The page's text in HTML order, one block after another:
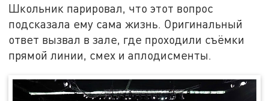
Школьник парировал, что этот вопрос
подсказала ему сама жизнь. Оригинальный
ответ вызвал в зале, где проходили съёмки
прямой линии, смех и аплодисменты.